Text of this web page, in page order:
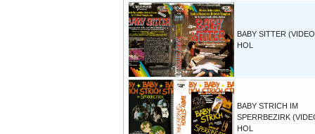
BABY SITTER
HOL
BABY STRICH IM
SPERRBEZIRK
HOL